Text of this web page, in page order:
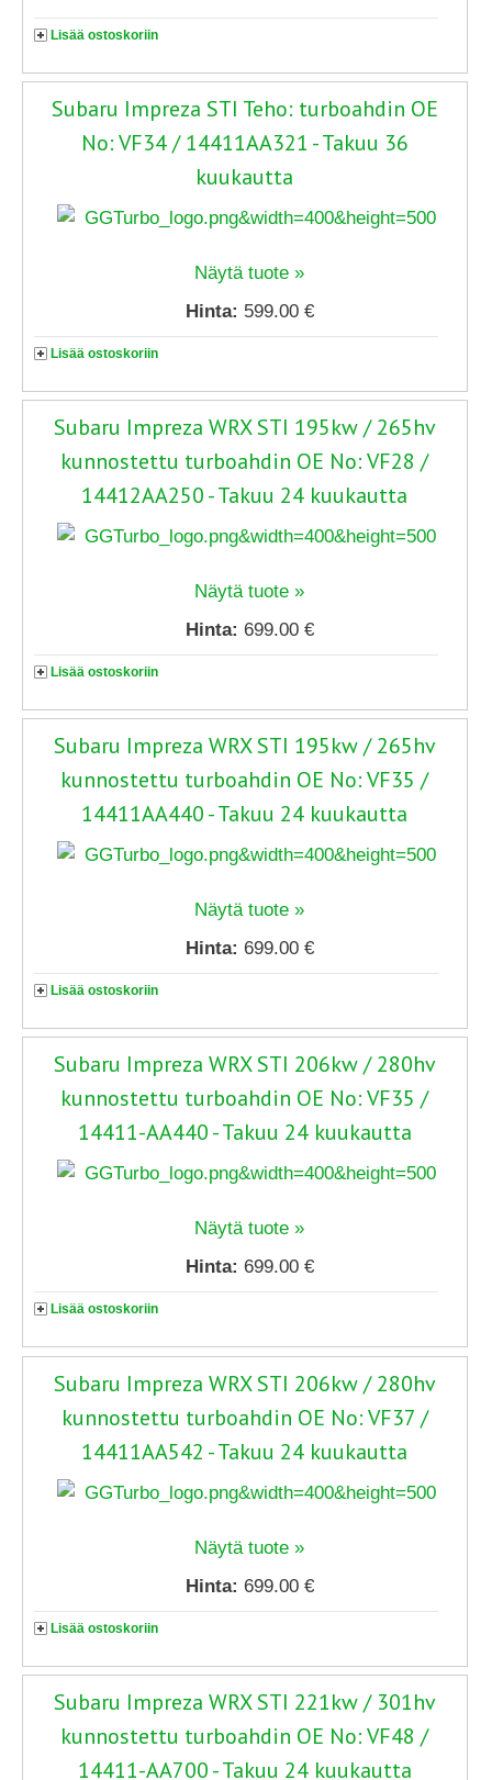
Lisää ostoskoriin
Subaru Impreza STI Teho: turboahdin OE
No: VF34 / 14411AA321 - Takuu 36
kuukautta
Näytä tuote »
Hinta: 599.00 €
Lisää ostoskoriin
Subaru Impreza WRX STI 195kw / 265hv
kunnostettu turboahdin OE No: VF28 /
14412AA250 - Takuu 24 kuukautta
Näytä tuote »
Hinta: 699.00 €
Lisää ostoskoriin
Subaru Impreza WRX STI 195kw / 265hv
kunnostettu turboahdin OE No: VF35 /
14411AA440 - Takuu 24 kuukautta
Näytä tuote »
Hinta: 699.00 €
Lisää ostoskoriin
Subaru Impreza WRX STI 206kw / 280hv
kunnostettu turboahdin OE No: VF35 /
14411-AA440 - Takuu 24 kuukautta
Näytä tuote »
Hinta: 699.00 €
Lisää ostoskoriin
Subaru Impreza WRX STI 206kw / 280hv
kunnostettu turboahdin OE No: VF37 /
14411AA542 - Takuu 24 kuukautta
Näytä tuote »
Hinta: 699.00 €
Lisää ostoskoriin
Subaru Impreza WRX STI 221kw / 301hv
kunnostettu turboahdin OE No: VF48 /
14411-AA700 - Takuu 24 kuukautta